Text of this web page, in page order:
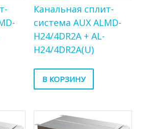
Канальная сплит-
система AUX ALMD-
H24/4DR2A + AL-
H24/4DR2A(U)
В КОРЗИНУ